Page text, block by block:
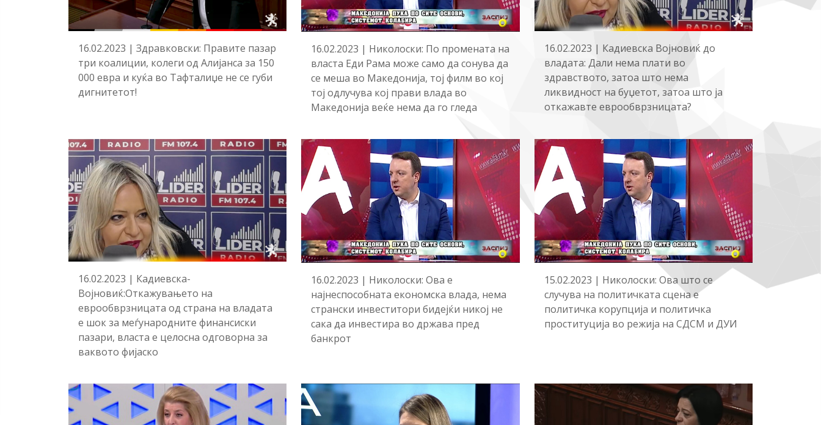
16.02.2023 | Здравковски: Правите пазар
три коалиции, колеги од Алијанса за 150
000 евра и куќа во Тафталиџе не се губи
дигнитетот!
16.02.2023 | Николоски: По промената на
власта Еди Рама може само да сонува да
се меша во Македонија, тој филм во кој
тој одлучува кој прави влада во
Македонија веќе нема да го гледа
16.02.2023 | Кадиевска Војновиќ до
владата: Дали нема плати во
здравството, затоа што нема
ликвидност на буџетот, затоа што ја
откажавте еврообврзницата?
16.02.2023 | Кадиевска-
Војновиќ:Откажувањето на
еврообврзницата од страна на владата
е шок за меѓународните финансиски
пазари, власта е целосна одговорна за
ваквото фијаско
16.02.2023 | Николоски: Ова е
најнеспособната економска влада, нема
странски инвеститори бидејќи никој не
сака да инвестира во држава пред
банкрот
15.02.2023 | Николоски: Ова што се
случува на политичката сцена е
политичка корупција и политичка
проституција во режија на СДСМ и ДУИ